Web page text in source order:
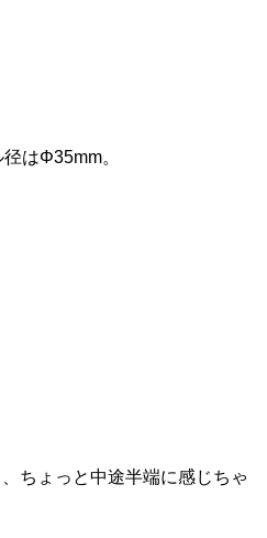
はΦ35mm。
ちょっと中途半端に感じちゃ